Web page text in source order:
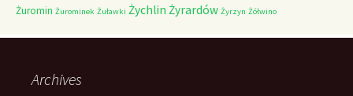
Żuromin Żurominek Żuławki Żychlin Żyrardów Żyrzyn Żółwino
Archives